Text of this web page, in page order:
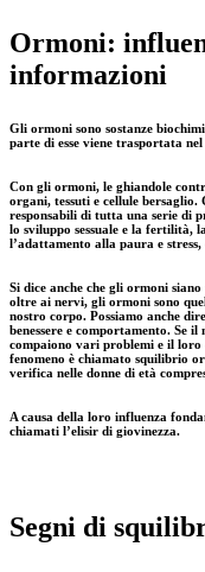
Ormoni:
informazioni
Gli ormoni sono sostanze
parte di esse viene trasportata
Con gli ormoni, le ghiandole
organi, tessuti e cellule bersaglio.
responsabili di tutta una serie di
lo sviluppo sessuale e la fertilità,
l’adattamento alla paura e
Si dice anche che gli ormoni
oltre ai nervi, gli ormoni sono
nostro corpo. Possiamo anche
benessere e comportamento. Se
compaiono vari problemi e il loro
fenomeno è chiamato squilibrio
verifica nelle donne di età
A causa della loro influenza
chiamati l’elisir di giovinezza.
Segni di